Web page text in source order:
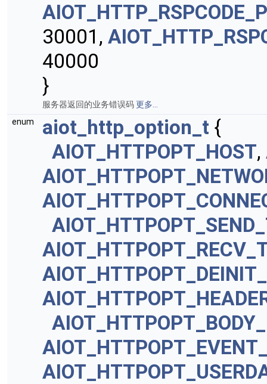
30001,
40000
}
服务器返回的业务错误码更多...
enum
aiot_http_option_t {
AIOT_HTTPOPT_HOST,